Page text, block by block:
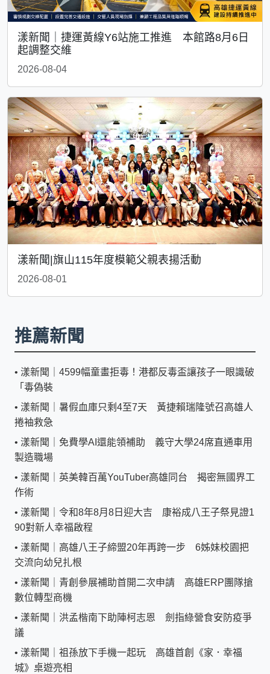
漾新聞｜捷運黃線Y6站施工推進 本館路8月6日
起調整交維
2026-08-04
漾新聞|旗山115年度模範父親表揚活動
2026-08-01
推薦新聞
• 漾新聞｜4599幅童畫拒毒！港都反毒盃讓孩子一眼識破
「毒偽裝
• 漾新聞｜暑假血庫只剩4至7天 黃捷賴瑞隆號召高雄人
捲袖救急
• 漾新聞｜免費學AI還能領補助 義守大學24席直通車用
製造職場
• 漾新聞｜英美韓百萬YouTuber高雄同台 揭密無國界工
作術
• 漾新聞｜令和8年8月8日迎大吉 康裕成八王子祭見證1
90對新人幸福啟程
• 漾新聞｜高雄八王子締盟20年再跨一步 6姊妹校園把
交流向幼兒扎根
• 漾新聞｜青創參展補助首開二次申請 高雄ERP團隊搶
數位轉型商機
• 漾新聞｜洪孟楷南下助陣柯志恩 劍指綠營食安防疫爭
議
• 漾新聞｜祖孫放下手機一起玩 高雄首創《家．幸福
城》桌遊亮相